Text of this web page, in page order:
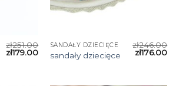
zł251.00
zł179.00
SANDAŁY DZIECIĘCE
sandały dziecięce
zł246.00
zł176.00